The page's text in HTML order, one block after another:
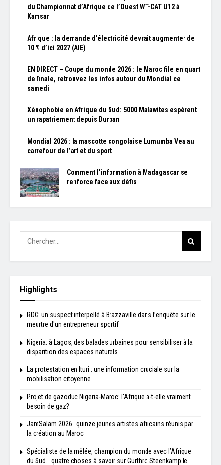
du Championnat d’Afrique de l’Ouest WT-CAT U12 à
Kamsar
Afrique : la demande d’électricité devrait augmenter de
10 % d’ici 2027 (AIE)
EN DIRECT – Coupe du monde 2026 : le Maroc file en quart
de finale, retrouvez les infos autour du Mondial ce
samedi
Xénophobie en Afrique du Sud: 5000 Malawites espèrent
un rapatriement depuis Durban
Mondial 2026 : la mascotte congolaise Lumumba Vea au
carrefour de l’art et du sport
Comment l’information à Madagascar se
renforce face aux défis
Highlights
RDC: un suspect interpellé à Brazzaville dans l’enquête sur le
meurtre d'un entrepreneur sportif
Nigeria: à Lagos, des balades urbaines pour sensibiliser à la
disparition des espaces naturels
La protestation en Ituri : une information cruciale sur la
mobilisation citoyenne
Projet de gazoduc Nigeria-Maroc: l'Afrique a-t-elle vraiment
besoin de gaz?
JamSalam 2026 : quinze jeunes artistes africains réunis par
la création au Maroc
Spécialiste de la mêlée, champion du monde avec l’Afrique
du Sud… quatre choses à savoir sur Gurthrö Steenkamp le